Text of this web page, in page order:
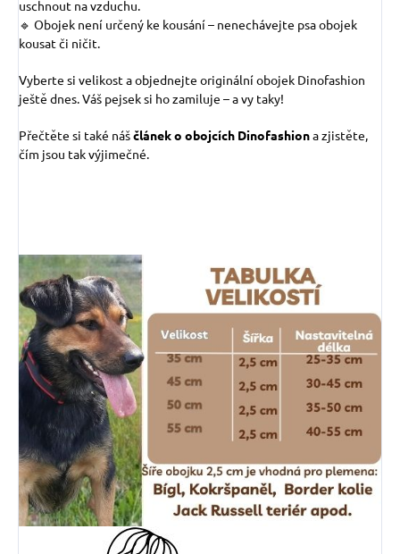
uschnout na vzduchu.
🔹 Obojek není určený ke kousání – nenechávejte psa obojek
kousat či ničit.
Vyberte si velikost a objednejte originální obojek Dinofashion
ještě dnes. Váš pejsek si ho zamiluje – a vy taky!
Přečtěte si také náščlánek o obojcích Dinofashiona zjistěte,
čím jsou tak výjimečné.